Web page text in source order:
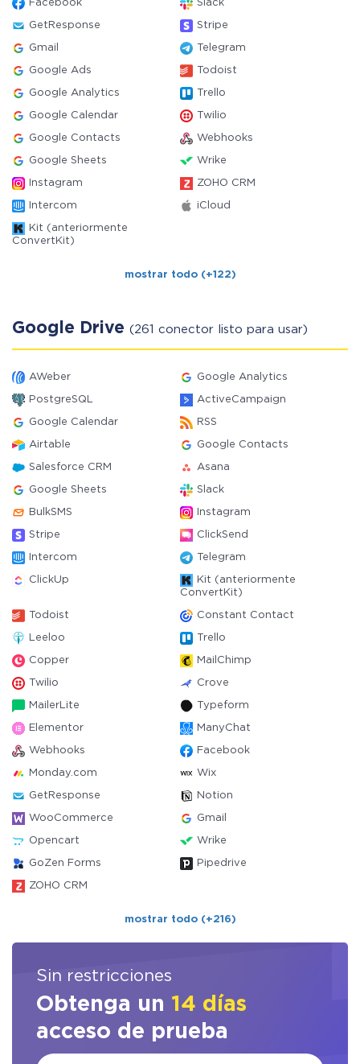
Facebook Slack
GetResponse Stripe
Gmail Telegram
Google Ads Todoist
Google Analytics Trello
Google Calendar Twilio
Google Contacts Webhooks
Google Sheets Wrike
Instagram ZOHO CRM
Intercom iCloud
Kit (anteriormente
ConvertKit)
mostrar todo (+122)
Google Drive (261 conector listo para usar)
AWeber Google Analytics
PostgreSQL ActiveCampaign
Google Calendar RSS
Airtable Google Contacts
Salesforce CRM Asana
Google Sheets Slack
BulkSMS Instagram
Stripe ClickSend
Intercom Telegram
ClickUp
Kit (anteriormente
ConvertKit)
Todoist Constant Contact
Leeloo Trello
Copper MailChimp
Twilio Crove
MailerLite Typeform
Elementor ManyChat
Webhooks Facebook
Monday.com Wix
GetResponse Notion
WooCommerce Gmail
Opencart Wrike
GoZen Forms Pipedrive
ZOHO CRM
mostrar todo (+216)
Sin restricciones
Obtenga un 14 días
acceso de prueba